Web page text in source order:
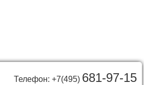
Телефон: +7(495) 681-97-15